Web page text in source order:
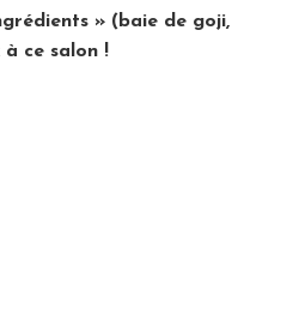
» (baie de goji,
ce salon !